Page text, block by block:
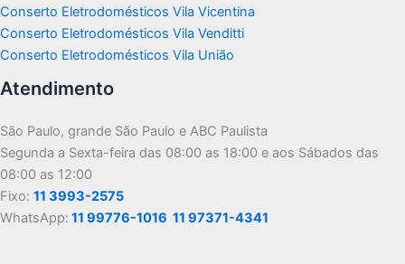
Conserto Eletrodomésticos Vila Vicentina
Conserto Eletrodomésticos Vila Venditti
Conserto Eletrodomésticos Vila União
Atendimento
São Paulo, grande São Paulo e ABC Paulista
Segunda a Sexta-feira das 08:00 as 18:00 e aos Sábados das
08:00 as 12:00
Fixo: 11 3993-2575
WhatsApp: 11 99776-1016 11 97371-4341